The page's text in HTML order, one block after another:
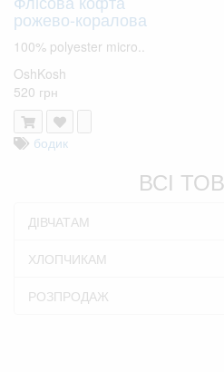
рожево-коралова
100% polyester micro..
OshKosh
520 грн
бодик
ВСІ
ДІВЧАТАМ
ХЛОПЧИКАМ
РОЗПРОДАЖ